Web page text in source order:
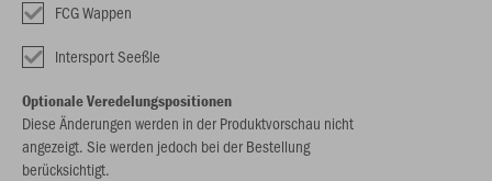
FCG Wappen
Intersport Seeßle
Optionale Veredelungspositionen
Diese Änderungen werden in der Produktvorschau nicht
angezeigt. Sie werden jedoch bei der Bestellung
berücksichtigt.